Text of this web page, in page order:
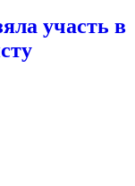
участь в